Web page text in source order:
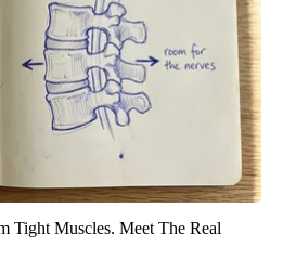
Tight Muscles. Meet The Real